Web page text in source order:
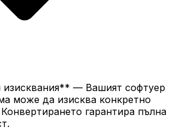
— Вашият софтуер
може да изисква конкретно
гарантира пълна